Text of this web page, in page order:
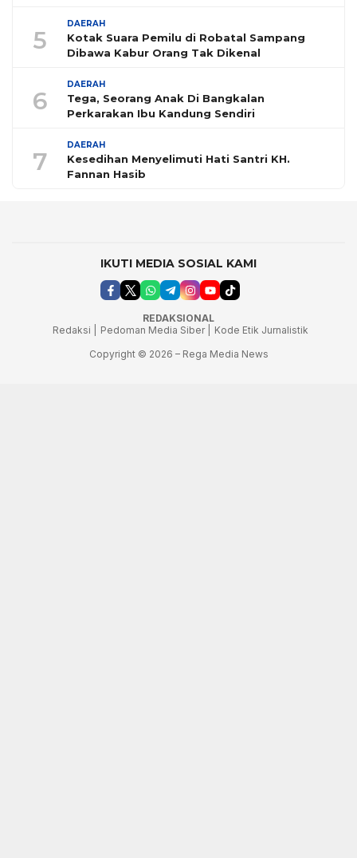
5
DAERAH
Kotak Suara Pemilu di Robatal Sampang
Dibawa Kabur Orang Tak Dikenal
6
DAERAH
Tega, Seorang Anak Di Bangkalan
Perkarakan Ibu Kandung Sendiri
7
DAERAH
Kesedihan Menyelimuti Hati Santri KH.
Fannan Hasib
IKUTI MEDIA SOSIAL KAMI
REDAKSIONAL
Redaksi |
Pedoman Media Siber |
Kode Etik Jurnalistik
Copyright © 2026 – Rega Media News